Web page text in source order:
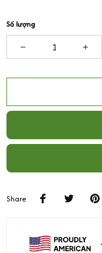
Số lượng
Share